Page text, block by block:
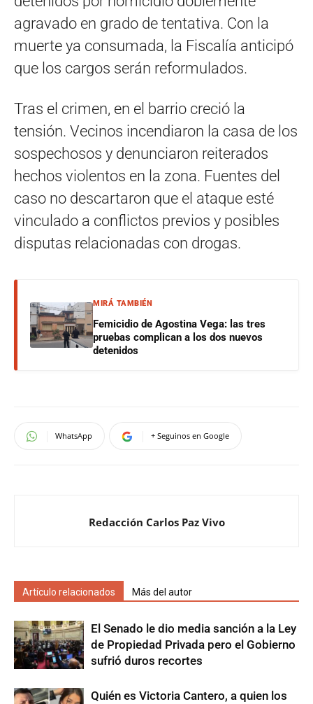
agravado en grado de tentativa. Con la
muerte ya consumada, la Fiscalía anticipó
que los cargos serán reformulados.
Tras el crimen, en el barrio creció la
tensión. Vecinos incendiaron la casa de los
sospechosos y denunciaron reiterados
hechos violentos en la zona. Fuentes del
caso no descartaron que el ataque esté
vinculado a conflictos previos y posibles
disputas relacionadas con drogas.
MIRÁ TAMBIÉN
Femicidio de Agostina Vega: las tres
pruebas complican a los dos nuevos
detenidos
WhatsApp + Seguinos en Google
Redacción Carlos Paz Vivo
Artículo relacionados Más del autor
El Senado le dio media sanción a la Ley
de Propiedad Privada pero el Gobierno
sufrió duros recortes
Quién es Victoria Cantero, a quien los